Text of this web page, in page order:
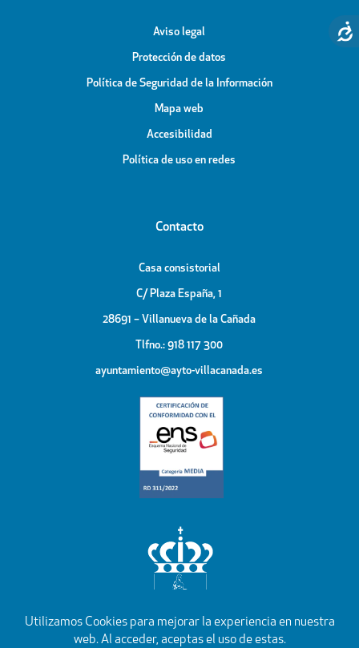
Aviso legal
Protección de datos
Política de Seguridad de la Información
Mapa web
Accesibilidad
Política de uso en redes
Contacto
Casa consistorial
C/ Plaza España, 1
28691 – Villanueva de la Cañada
Tlfno.: 918 117 300
ayuntamiento@ayto-villacanada.es